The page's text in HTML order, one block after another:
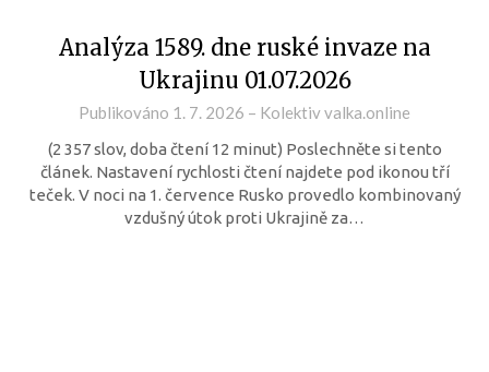
Analýza 1589. dne ruské invaze na
Ukrajinu 01.07.2026
Publikováno 1. 7. 2026 – Kolektiv valka.online
(2 357 slov, doba čtení 12 minut) Poslechněte si tento
článek. Nastavení rychlosti čtení najdete pod ikonou tří
teček. V noci na 1. července Rusko provedlo kombinovaný
vzdušný útok proti Ukrajině za…